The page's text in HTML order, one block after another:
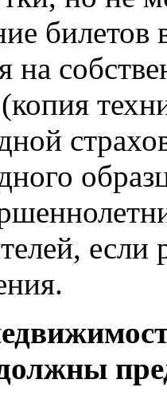
билетов
на
если